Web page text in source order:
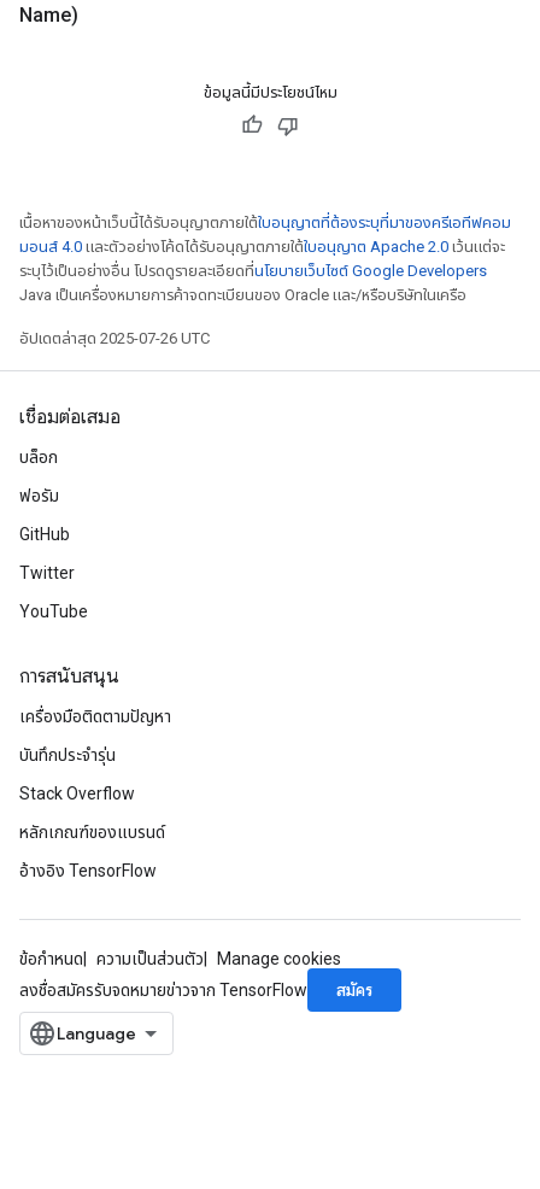
Name)
ข้อมูลนี้มีประโยชน์ไหม
เนื้อหาของหน้าเว็บนี้ได้รับอนุญาตภายใต้ใบอนุญาตที่ต้องระบุที่มาของครีเอทีฟคอม
มอนส์ 4.0 และตัวอย่างโค้ดได้รับอนุญาตภายใต้ใบอนุญาต Apache 2.0 เว้นแต่จะ
ระบุไว้เป็นอย่างอื่น โปรดดูรายละเอียดที่นโยบายเว็บไซต์ Google Developers
Java เป็นเครื่องหมายการค้าจดทะเบียนของ Oracle และ/หรือบริษัทในเครือ
อัปเดตล่าสุด 2025-07-26 UTC
เชื่อมต่อเสมอ
บล็อก
ฟอรัม
GitHub
Twitter
YouTube
การสนับสนุน
เครื่องมือติดตามปัญหา
บันทึกประจำรุ่น
Stack Overflow
หลักเกณฑ์ของแบรนด์
อ้างอิง TensorFlow
ข้อกำหนด ความเป็นส่วนตัว
Manage cookies
ลงชื่อสมัครรับจดหมายข่าวจาก TensorFlow
สมัคร